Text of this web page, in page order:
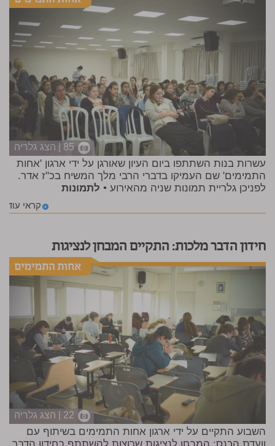
85 | הצג גלריה
עשרות בנות השתתפו ביום העיון שאורגן על ידי ארגון 'אחות
התמימים' שם העמיקו בדברי הרבי מלך המשיח בכ"ז אדר.
לפניכן גלריית תמונות שניה מהאירוע • לתמונות
קראי עוד
חידון הדבר מלכות: התקיים המבחן לנציגות
22 | הצג גלריה
השבוע התקיים על ידי ארגון אחות התמימים בשיתוף עם